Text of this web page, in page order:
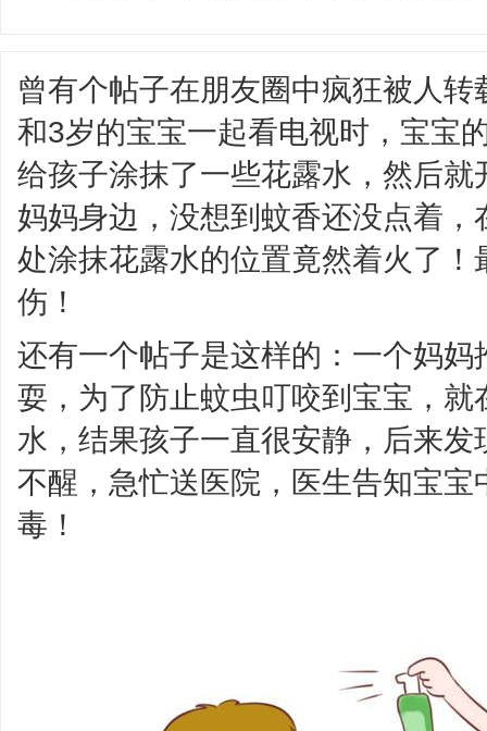
曾有个帖子在朋友圈中疯狂被人
和3岁的宝宝一起看电视时，宝宝
给孩子涂抹了一些花露水，然后
妈妈身边，没想到蚊香还没点着
处涂抹花露水的位置竟然着火了
伤！
还有一个帖子是这样的：一个妈
耍，为了防止蚊虫叮咬到宝宝，
水，结果孩子一直很安静，后来
不醒，急忙送医院，医生告知宝
毒！